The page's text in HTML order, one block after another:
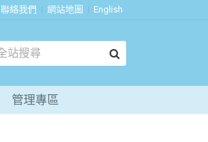
聯絡我們 網站地圖 English
管理專區